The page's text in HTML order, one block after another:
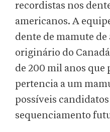
recordistas nos
americanos. A
dente de mamute
originário do
de 200 mil anos que
pertencia a um
possíveis
sequenciamento